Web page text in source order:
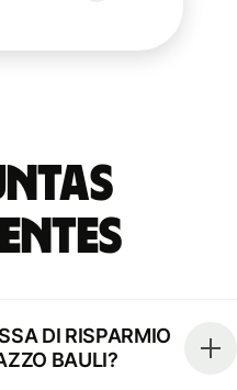
DI RISPARMIO
BAULI?